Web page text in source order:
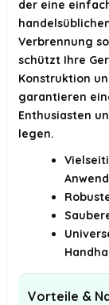
der eine
Verbrennung
schützt Ihre
Konstruktion
garantieren
Enthusiasten
legen.
Vorteile &